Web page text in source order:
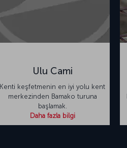
Ulu Cami
Kenti keşfetmenin en iyi yolu kent
merkezinden Bamako turuna
başlamak.
Daha fazla bilgi